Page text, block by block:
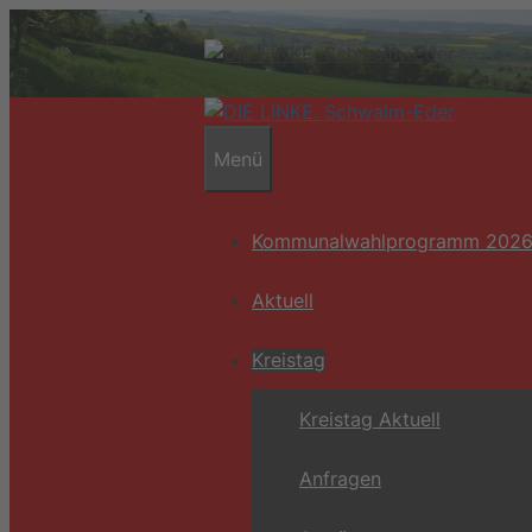
Zum
Inhalt
Menü
Kommunalwahlprogramm 2026
Aktuell
Kreistag
Kreistag Aktuell
Anfragen